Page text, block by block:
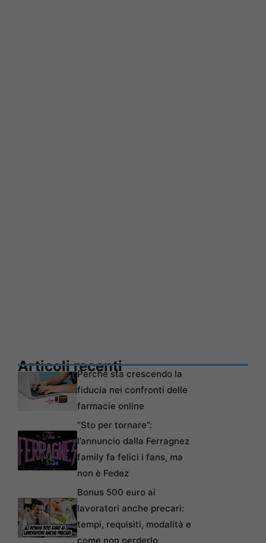
Articoli recentiPerché sta crescendo la
fiducia nei confronti delle
farmacie online
“Sto per tornare”:
l’annuncio dalla Ferragnez
family fa felici i fans, ma
non è Fedez
Bonus 500 euro ai
lavoratori anche precari:
tempi, requisiti, modalità e
come non perderlo